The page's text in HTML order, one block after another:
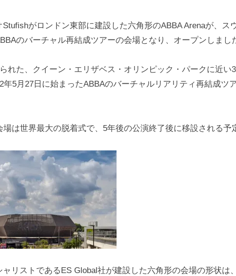
がロンドン東部に建設した六角形のABBA Arenaが、ス
のバーチャル再結成ツアーの会場となり、オープンしまし
れた、クイーン・エリザベス・オリンピック・パークに近い
年5月27日に始まったABBAのバーチャルリアリティ再結成ツ
場は世界最大の脱着式で、5年後の公演終了後に移設される予
リストであるES Global社が建設した六角形の会場の形状は